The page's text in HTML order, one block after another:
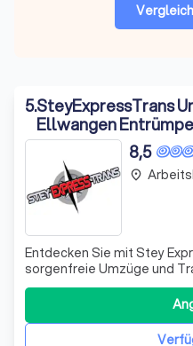
5.SteyExpressTrans
Ellwangen
Möbelmontage
8,5
Entdecken Sie mit Stey
sorgenfreie Umzüge und
Ellwangen und darüber hinaus. Unser engagiertes Team
bringt nicht nur
sondern auch eine
kundenfokussierte Serv
place